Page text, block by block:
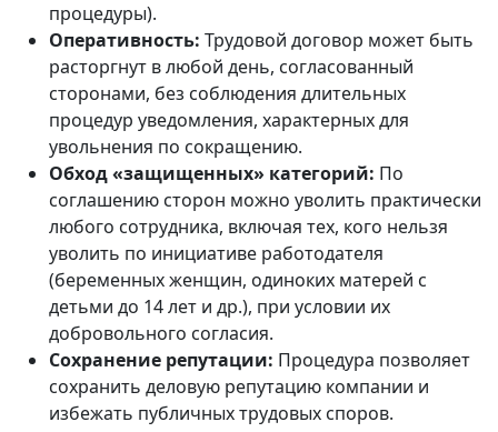
процедуры).
Оперативность: Трудовой договор может быть
расторгнут в любой день, согласованный
сторонами, без соблюдения длительных
процедур уведомления, характерных для
увольнения по сокращению.
Обход «защищенных» категорий: По
соглашению сторон можно уволить практически
любого сотрудника, включая тех, кого нельзя
уволить по инициативе работодателя
(беременных женщин, одиноких матерей с
детьми до 14 лет и др.), при условии их
добровольного согласия.
Сохранение репутации: Процедура позволяет
сохранить деловую репутацию компании и
избежать публичных трудовых споров.